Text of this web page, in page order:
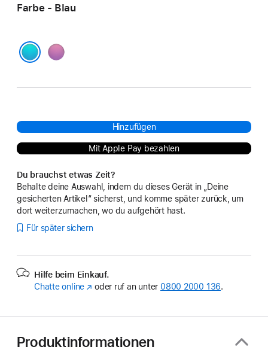
Farbe - Blau
Pink
Hinzufügen
Mit Apple Pay bezahlen
Du brauchst etwas Zeit?
Behalte deine Auswahl, indem du dieses Gerät in „Deine
gesicherten Artikel“ sicherst, und komme später zurück, um
dort weiterzumachen, wo du aufgehört hast.
Für später sichern
Hilfe beim Einkauf.
Chatte online (Öffnet
oder ruf an unter 0800 2000 136.
Produktinformationen